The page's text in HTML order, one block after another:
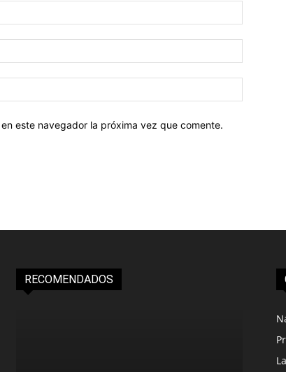
este navegador la próxima vez que comente.
RECOMENDADOS